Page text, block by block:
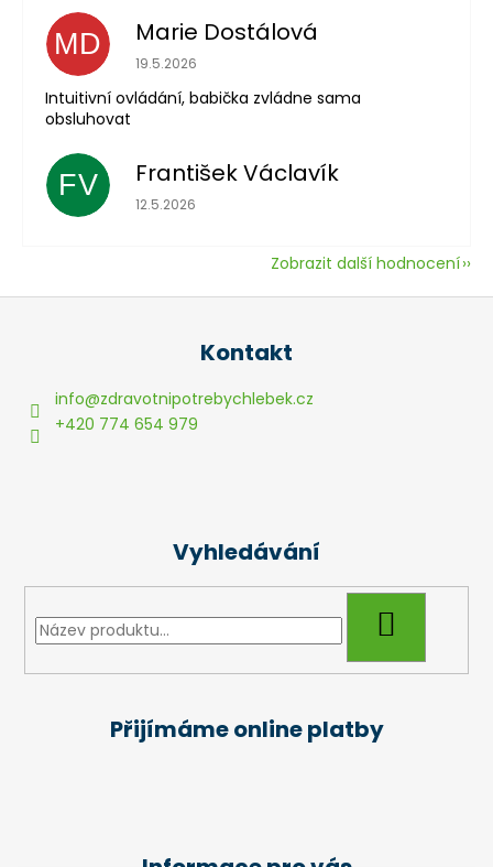
MD Marie Dostálová
Hodnocení obchodu je 5 z 5 hvězdiček.
19.5.2026
Intuitivní ovládání, babička zvládne sama
obsluhovat
FV František Václavík
Hodnocení obchodu je 5 z 5 hvězdiček.
12.5.2026
Zobrazit další hodnocení
Kontakt
info@zdravotnipotrebychlebek.cz
+420 774 654 979
Vyhledávání
Přijímáme online platby